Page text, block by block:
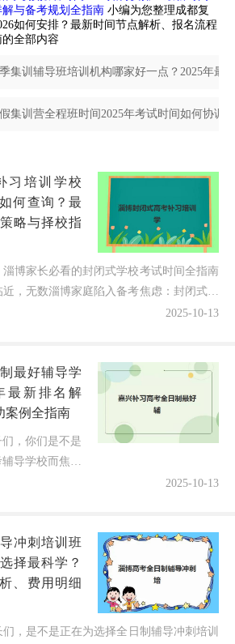
与备考规划全指南 小编为您整理成都复
如何安排？最新时间节点解析、报名流程
全部内容
集训辅导班培训机构哪家好一点？2025年最
集训营全程班时间2025年考试时间如何协调
习培训学校
何查询？最
略与择校指
淄博家长必看的封闭式学校考试时间全指南
，无数淄博家庭陷入备考焦虑：封闭式高
2025-10-13
最好辅导学
最新排名解
案例全指南
，你们是不是
导学校而焦虑
2025-10-13
冲刺培训班
择最科学？
、费用明细
，是不是正在为选择全日制辅导冲刺培训